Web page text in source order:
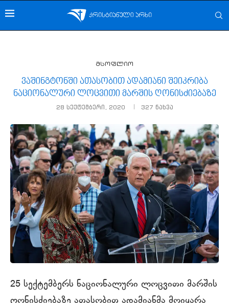
მსოფლიო
ვაშინგტონში ათასობით ადამიანი შეიკრიბა
ნაციონალური ლოცვითი მარშის ღონისძიებაზე
28 სექტემბერი, 2020 327 ნახვა
25 სექტემბერს ნაციონალური ლოცვითი მარშის